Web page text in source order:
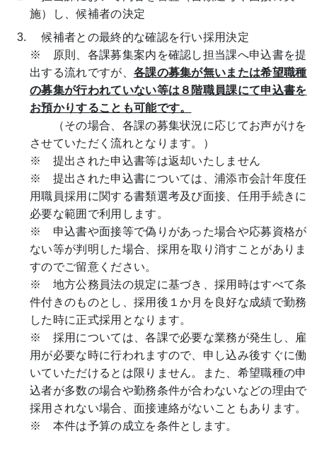
施）し、候補者の決定
候補者との最終的な確認を行い採用決定
※ 原則、各課募集案内を確認し担当課へ申込書を提
出する流れですが、 各課の募集が無いまたは希望職種
の募集が行われていない等は ８階職員課にて申込書を
お預かりすることも可能です。
（その場合、各課の募集状況に応じてお声がけを
させていただく流れとなります。）
※ 提出された申込書等は返却いたしません
※ 提出された申込書については、浦添市会計年度任
用職員採用に関する書類選考及び面接、任用手続きに
必要な範囲で利用します。
※ 申込書や面接等で偽りがあった場合や応募資格が
ない等が判明した場合、採用を取り消すことがありま
すのでご留意ください。
※ 地方公務員法の規定に基づき、採用時はすべて条
件付きのものとし、採用後１か月を良好な成績で勤務
した時に正式採用となります。
※ 採用については、各課で必要な業務が発生し、雇
用が必要な時に行われますので、申し込み後すぐに働
いていただけるとは限りません。また、希望職種の申
込者が多数の場合や勤務条件が合わないなどの理由で
採用されない場合、面接連絡がないこともあります。
※ 本件は予算の成立を条件とします。